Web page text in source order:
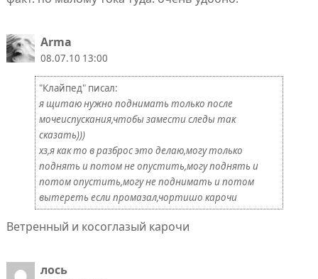
Arma
08.07.10 13:00
"Клaйпед" писал:
я щитаю нужно поднимать только после
мочеиспускания,чтобы замести следы так
сказать)))
хз,я как то в разброс это делаю,могу только
поднять и потом не опустить,могу поднять и
потом опустить,могу не поднимать и потом
вытереть если промазал,чортишо карочи
Ветренный и косоглазый карочи
лось